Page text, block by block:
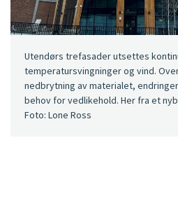
Utendørs trefasader utsettes
temperatursvingninger og vind.
nedbrytning av materialet,
behov for vedlikehold. Her fra et
Foto: Lone Ross